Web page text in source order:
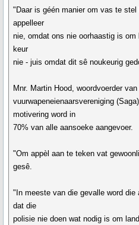
"Daar is géén manier om vas te
appelleer
nie, omdat ons nie oorhaastig is
keur
nie - juis omdat dit sê noukeurig
Mnr. Martin Hood, woordvoerder
vuurwapeneienaarsvereniging
motivering word in
70% van alle aansoeke aangevoer.
"Om appèl aan te teken vat
gesê.
"In meeste van die gevalle word
dat die
polisie nie doen wat nodig is om